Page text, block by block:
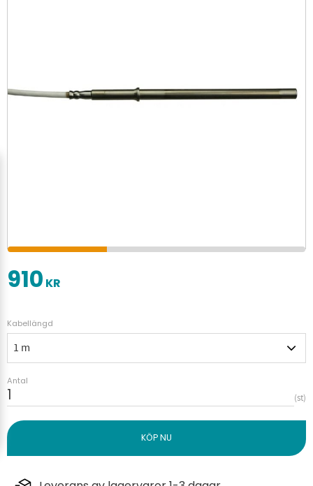
910 KR
Kabellängd
Antal
st